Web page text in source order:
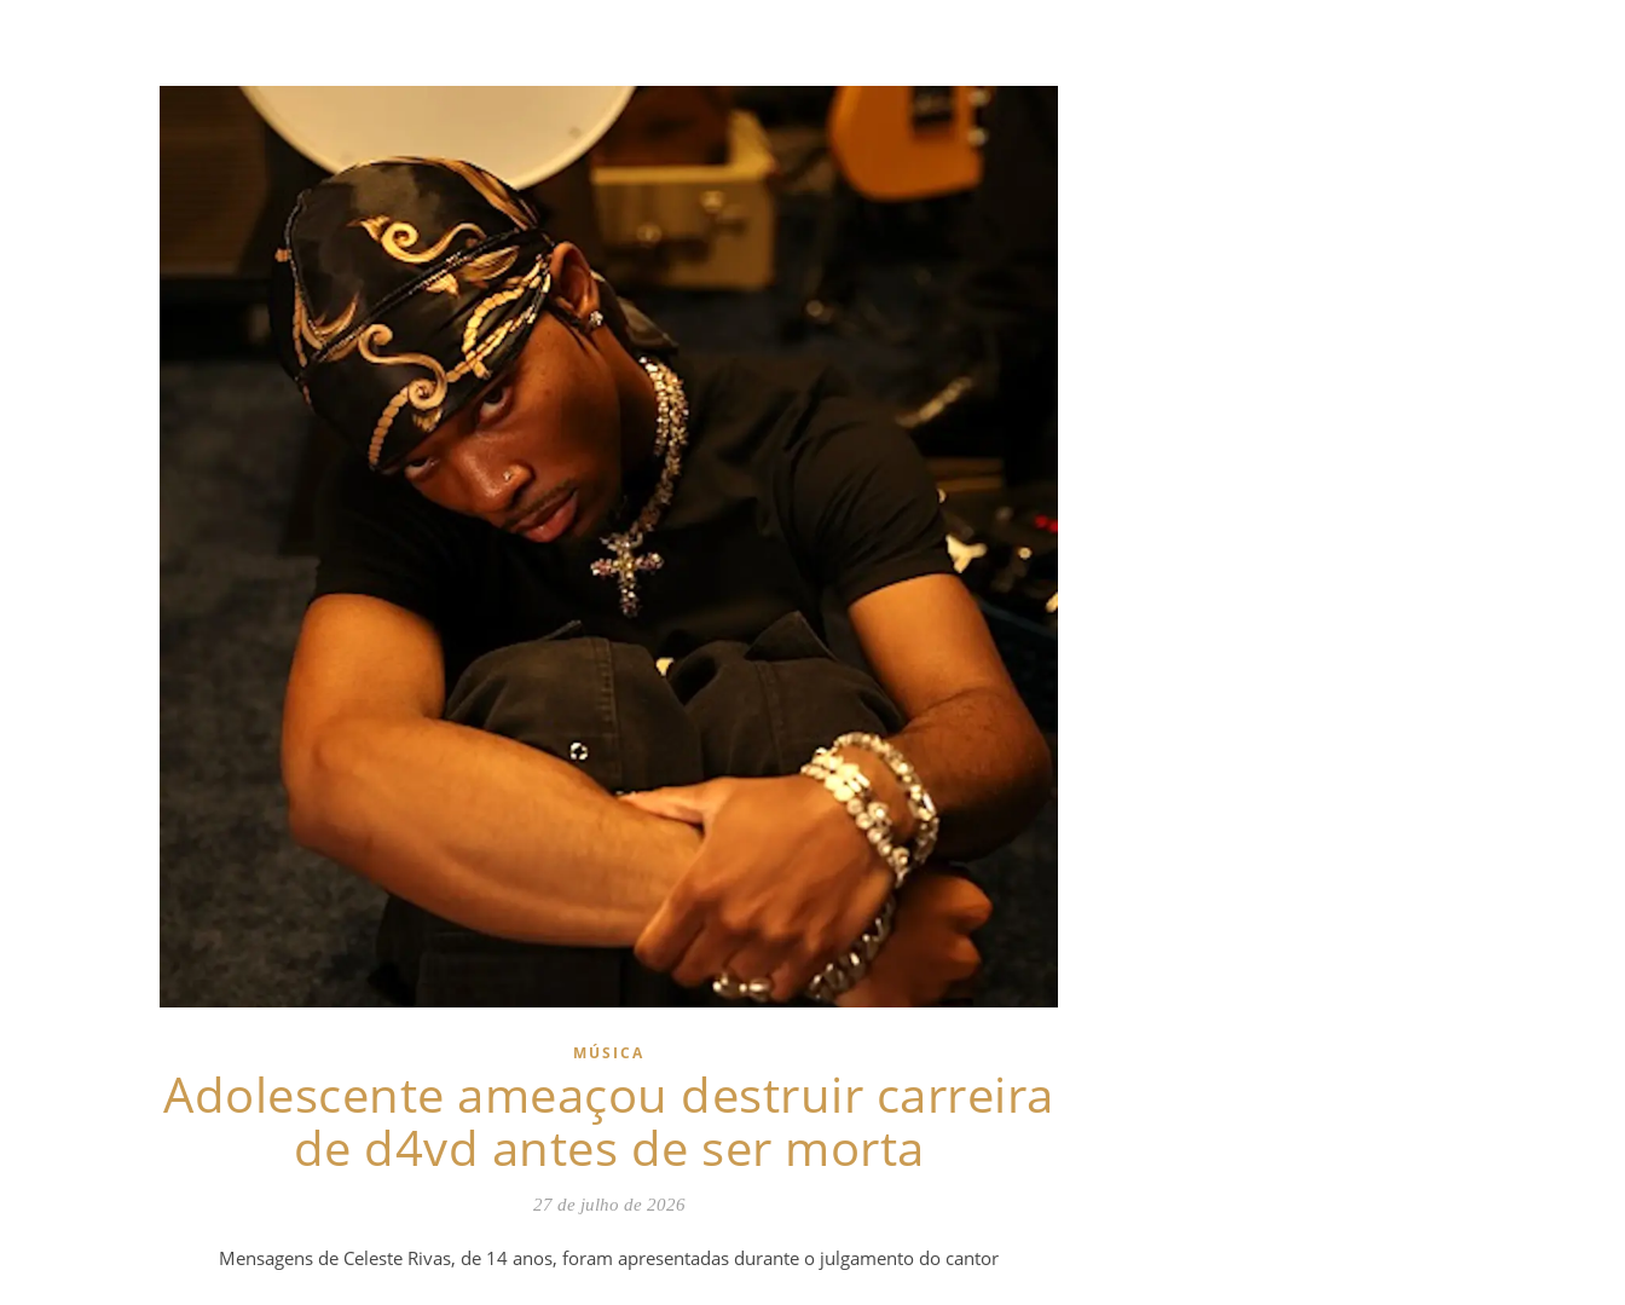
MÚSICA
Adolescente ameaçou destruir carreira
de d4vd antes de ser morta
27 de julho de 2026
Mensagens de Celeste Rivas, de 14 anos, foram apresentadas durante o julgamento do cantor